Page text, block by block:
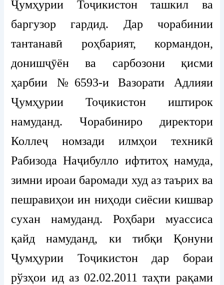
Ҷумҳурии Тоҷикистон ташкил ва
баргузор гардид. Дар чорабинии
тантанавӣ роҳбарият, кормандон,
донишҷӯён ва сарбозони қисми
ҳарбии №6593-и Вазорати Адлияи
Ҷумҳурии Тоҷикистон иштирок
намуданд. Чорабиниро директори
Коллеҷ номзади илмҳои техникӣ
Рабизода Наҷибулло ифтитоҳ намуда,
зимни ироаи баромади худ аз таърих ва
пешравиҳои ин ниҳоди сиёсии кишвар
сухан намуданд. Роҳбари муассиса
қайд намуданд, ки тибқи Қонуни
Ҷумҳурии Тоҷикистон дар бораи
рўзҳои ид аз 02.02.2011 таҳти рақами